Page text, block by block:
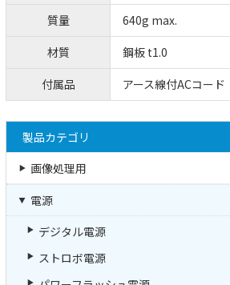
質量
640g max.
材質
鋼板 t1.0
付属品
アース線付ACコー
製品カテゴリ
画像処理用
電源
デジタル電源
ストロボ電源